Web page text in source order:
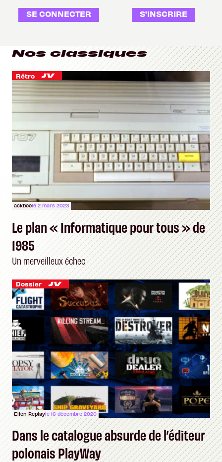
SE CONNECTER S'INSCRIRE
Nos classiques
Rétro
ackboole 2 mars 2023
Le plan « Informatique pour tous » de
1985
Un merveilleux échec
Dossier
Ellen Replayle 16 décembre 2020
Dans le catalogue absurde de l’éditeur
polonais PlayWay